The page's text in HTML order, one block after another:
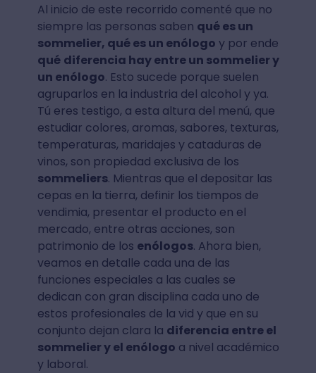
Al inicio de este recorrido comenté que no
siempre las personas saben qué es un
sommelier, qué es un enólogo y por ende
qué diferencia hay entre un sommelier y
un enólogo. Esto sucede porque suelen
agruparlos en la industria del alcohol y ya.
Tú eres testigo, a esta altura del menú, que
estudiar colores, aromas, sabores, texturas,
temperaturas, maridajes y cataduras de
vinos, son propiedad exclusiva de los
sommeliers. Mientras que el depositar las
cepas en la tierra, definir los tiempos de
vendimia, presentar el producto en el
mercado, entre otras acciones, son
patrimonio de los enólogos. Ahora bien,
veamos en detalle cada una de las
funciones especiales a las cuales se
dedican con gran disciplina cada uno de
estos profesionales de la vid y que en su
conjunto dejan clara la diferencia entre el
sommelier y el enólogo a nivel académico
y laboral.